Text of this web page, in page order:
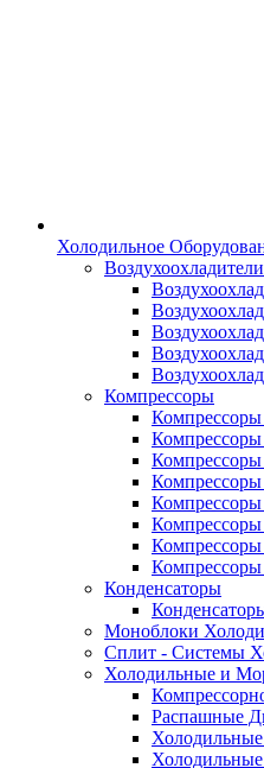
Холодильное
Компрессоры
Компрессоры
Компрессоры
Компрессоры
Компрессоры
Компрессоры
Конденсаторы
Моноблоки
Сплит - Системы
Холодильные и
Распашные